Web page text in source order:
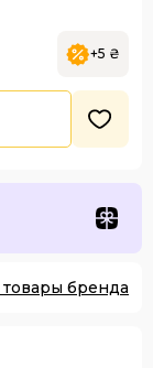
+5 ₴
товары бренда